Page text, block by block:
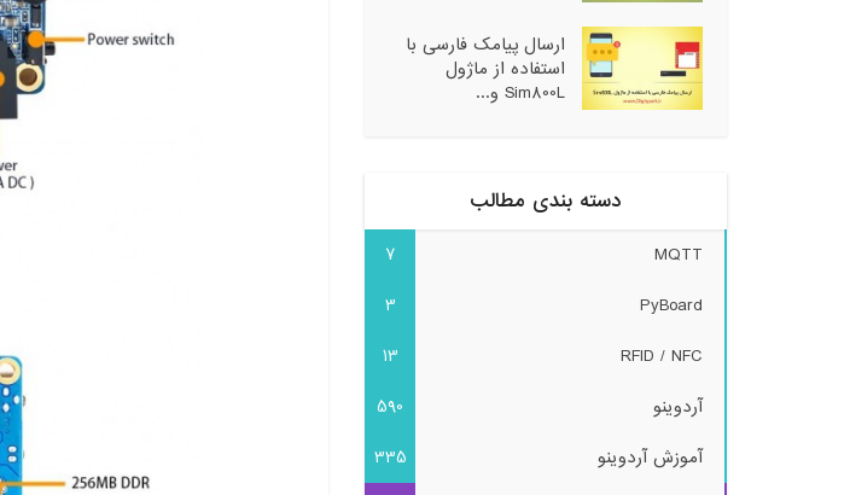
ارسال پیامک فارسی با
استفاده از ماژول
Sim800L و...
دسته بندی مطالب
MQTT
7
PyBoard
3
RFID / NFC
13
آردوینو
590
آموزش آردوینو
335